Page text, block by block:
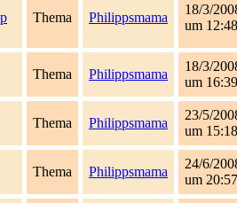
Thema Philippsmama
18/3/
um 12:48
Thema Philippsmama
18/3/
um 16:39
Thema Philippsmama
23/5/
um 15:18
Thema Philippsmama
24/6/
um 20:57